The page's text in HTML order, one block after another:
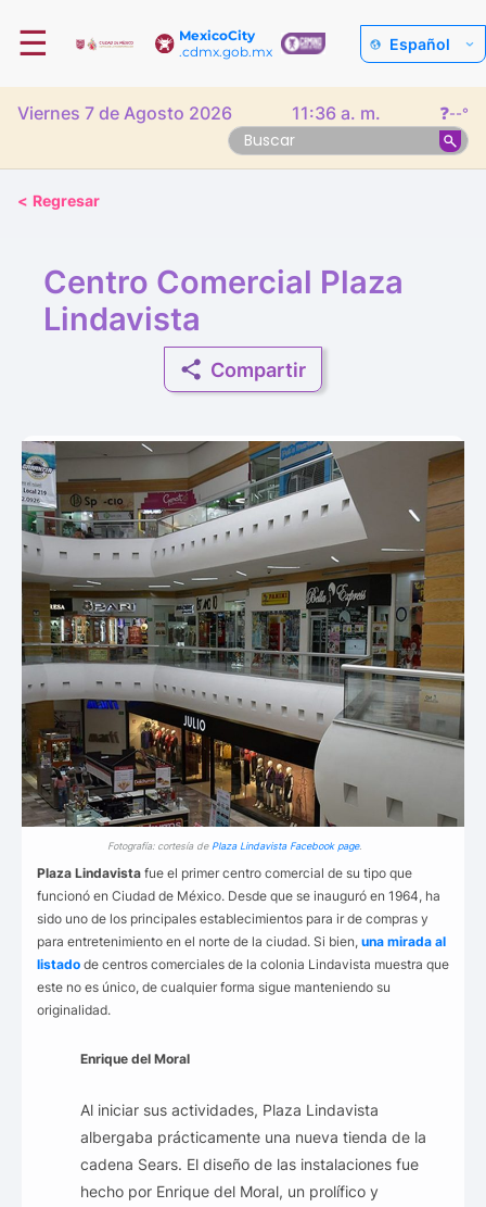
MexicoCity
.cdmx.gob.mx
☰ Español
Viernes 7 de Agosto 2026 11:36 a. m. ❓--°
< Regresar
Centro Comercial Plaza
Lindavista
Compartir
Fotografía: cortesía de Plaza Lindavista Facebook page.
Plaza Lindavista fue el primer centro comercial de su tipo que
funcionó en Ciudad de México. Desde que se inauguró en 1964, ha
sido uno de los principales establecimientos para ir de compras y
para entretenimiento en el norte de la ciudad. Si bien, una mirada al
listado de centros comerciales de la colonia Lindavista muestra que
este no es único, de cualquier forma sigue manteniendo su
originalidad.
Enrique del Moral
Al iniciar sus actividades, Plaza Lindavista
albergaba prácticamente una nueva tienda de la
cadena Sears. El diseño de las instalaciones fue
hecho por Enrique del Moral, un prolífico y